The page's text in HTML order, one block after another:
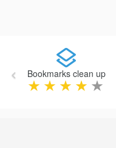
Bookmarks clean up
★ ★ ★ ★ ★